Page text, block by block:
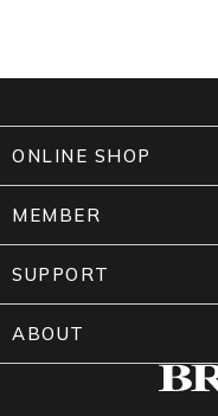
ONLINE SHOP
MEMBER
SUPPORT
ABOUT